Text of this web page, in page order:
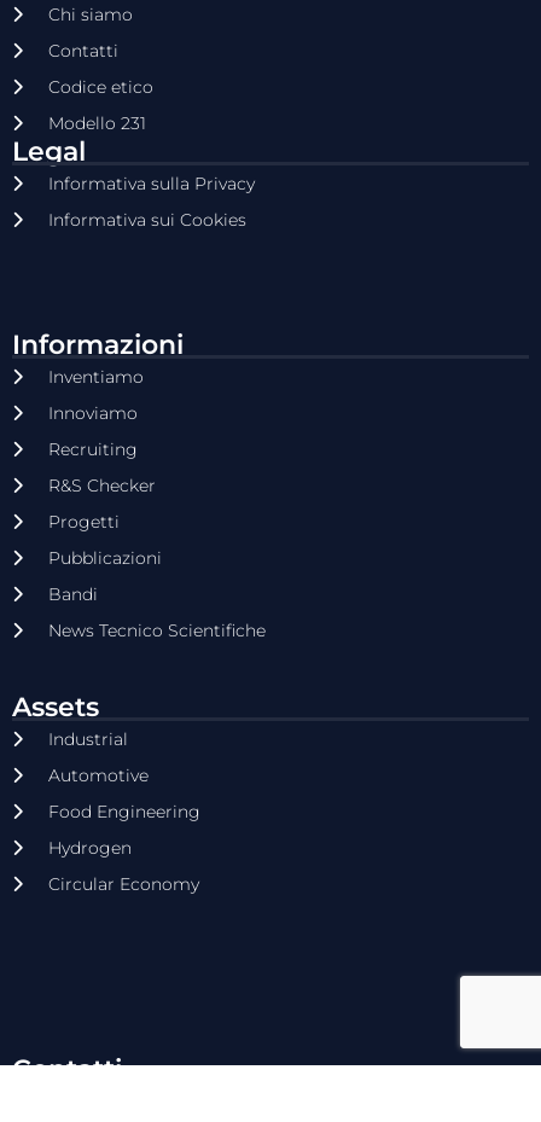
Chi siamo
Contatti
Codice etico
Modello 231
Legal
Informativa sulla Privacy
Informativa sui Cookies
Informazioni
Inventiamo
Innoviamo
Recruiting
R&S Checker
Progetti
Pubblicazioni
Bandi
News Tecnico Scientifiche
Assets
Industrial
Automotive
Food Engineering
Hydrogen
Circular Economy
Contatti